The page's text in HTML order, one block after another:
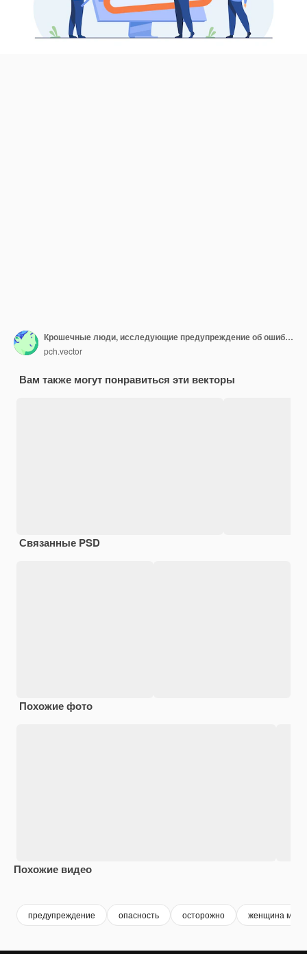
Крошечные люди, исследующие предупреждение об ошибке операционной системы на веб-странице, изолировали плоскую иллюстрацию.
pch.vector
Вам также могут понравиться эти векторы
Связанные PSD
Похожие фото
Похожие видео
предупреждение опасность осторожно женщина